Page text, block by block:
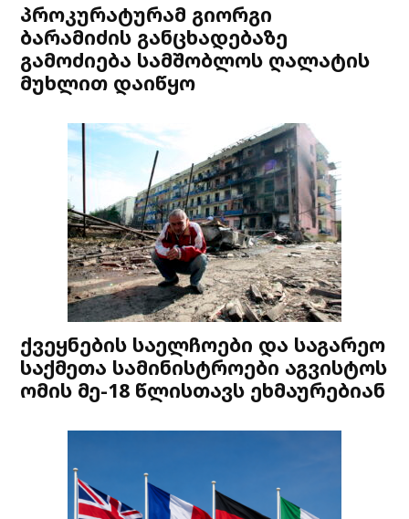
პროკურატურამ გიორგი
ბარამიძის განცხადებაზე
გამოძიება სამშობლოს ღალატის
მუხლით დაიწყო
ქვეყნების საელჩოები და საგარეო
საქმეთა სამინისტროები აგვისტოს
ომის მე-18 წლისთავს ეხმაურებიან